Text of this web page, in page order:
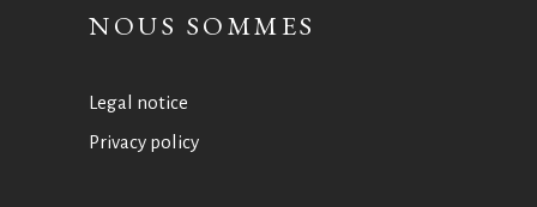
NOUS SOMMES
Legal notice
Privacy policy